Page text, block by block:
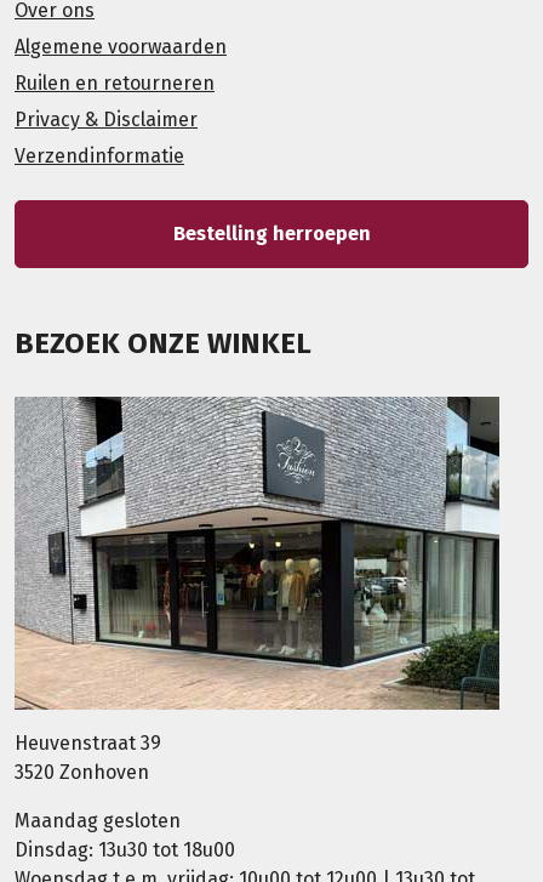
Over ons
Algemene voorwaarden
Ruilen en retourneren
Privacy & Disclaimer
Verzendinformatie
Bestelling herroepen
BEZOEK ONZE WINKEL
Heuvenstraat 39
3520 Zonhoven
Maandag gesloten
Dinsdag: 13u30 tot 18u00